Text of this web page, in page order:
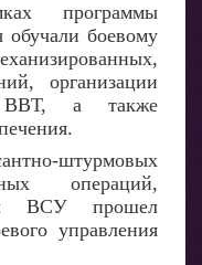
программы
боевому
организации
ВВТ, а также
штурмовых
операций,
ВСУ прошел
управления